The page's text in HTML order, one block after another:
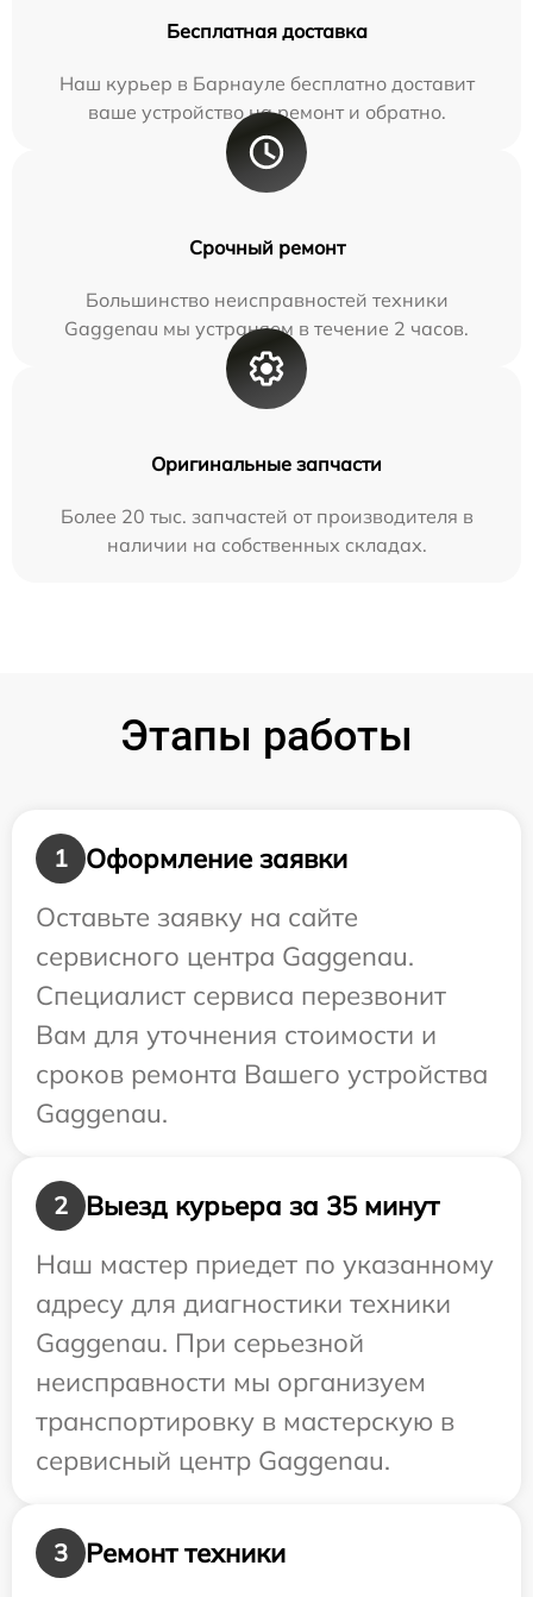
Бесплатная доставка
Наш курьер в Барнауле бесплатно доставит
ваше устройство на ремонт и обратно.
Срочный ремонт
Большинство неисправностей техники
Gaggenau мы устраняем в течение 2 часов.
Оригинальные запчасти
Более 20 тыс. запчастей от производителя в
наличии на собственных складах.
Этапы работы
1
Оформление заявки
Оставьте заявку на сайте
сервисного центра Gaggenau.
Специалист сервиса перезвонит
Вам для уточнения стоимости и
сроков ремонта Вашего устройства
Gaggenau.
2
Выезд курьера за 35 минут
Наш мастер приедет по указанному
адресу для диагностики техники
Gaggenau. При серьезной
неисправности мы организуем
транспортировку в мастерскую в
сервисный центр Gaggenau.
3
Ремонт техники